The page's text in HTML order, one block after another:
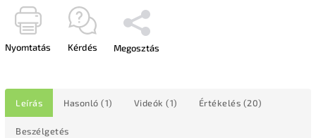
Nyomtatás Kérdés Megosztás
Leírás Hasonló (1) Videók (1) Értékelés (20)
Beszélgetés